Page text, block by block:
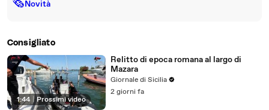
🗞Novità
Consigliato
1:44 | Prossimi video
Relitto di epoca romana al largo di
Mazara
Giornale di Sicilia
2 giorni fa